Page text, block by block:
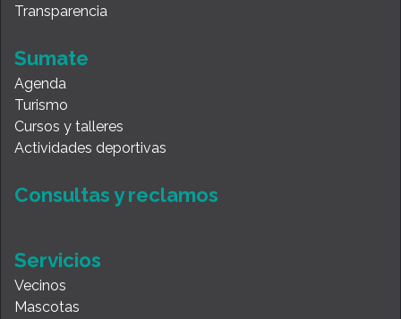
Transparencia
Sumate
Agenda
Turismo
Cursos y talleres
Actividades deportivas
Consultas y reclamos
Servicios
Vecinos
Mascotas